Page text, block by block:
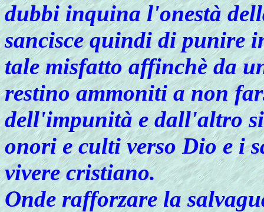
dubbi inquina l'onestà
sancisce quindi di punire
tale misfatto affinchè da
restino ammoniti a non
dell'impunità e dall'altro
onori e culti verso Dio e i
vivere cristiano.
Onde rafforzare la